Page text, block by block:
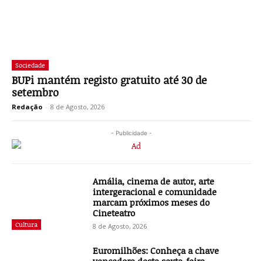
Sociedade
BUPi mantém registo gratuito até 30 de
setembro
Redação - 8 de Agosto, 2026
- Publicidade -
Cultura
Amália, cinema de autor, arte
intergeracional e comunidade
marcam próximos meses do
Cineteatro
8 de Agosto, 2026
Euromilhões: Conheça a chave